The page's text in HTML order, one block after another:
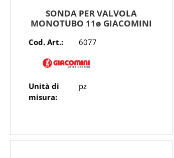
SONDA PER VALVOLA
MONOTUBO 11ø GIACOMINI
Cod. Art.: 6077
Unità di
misura:
pz